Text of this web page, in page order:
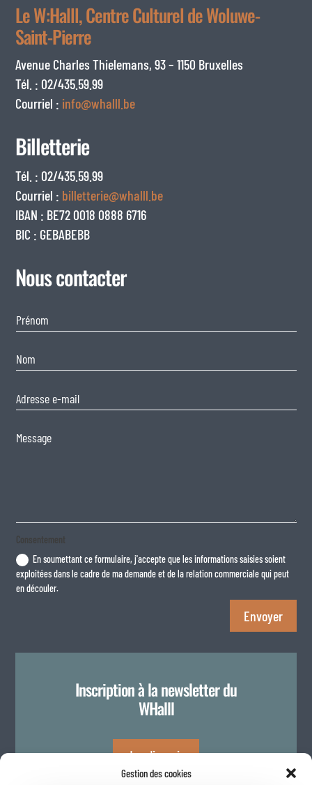
Gestion des cookies
Le W:Halll, Centre Culturel de Woluwe-
Saint-Pierre
Avenue Charles Thielemans, 93 – 1150 Bruxelles
Tél. : 02/435.59.99
Courriel : info@whalll.be
Billetterie
Tél. : 02/435.59.99
Courriel : billetterie@whalll.be
IBAN : BE72 0018 0888 6716
BIC : GEBABEBB
Nous contacter
Consentement
En soumettant ce formulaire, j'accepte que les informations saisies soient
exploitées dans le cadre de ma demande et de la relation commerciale qui peut
en découler.
Envoyer
Inscription à la newsletter du
WHalll
Je m'inscris